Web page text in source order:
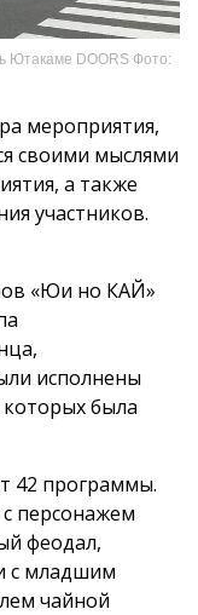
Ютакаме DOORS Фото:
мероприятия,
своими мыслями
а также
участников.
«Юи но КАЙ»
исполнены
была
42 программы.
персонажем
феодал,
с младшим
чайной